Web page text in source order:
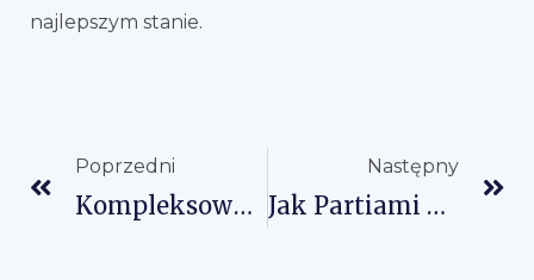
najlepszym stanie.
Poprzedni
Kompleksowy Przewodnik Po Komponentach I Konstrukcji Toreb Chłodzących
Następny
Jak Partiami Dostosowywać Suche Worki Z Chińskich Fabryk?